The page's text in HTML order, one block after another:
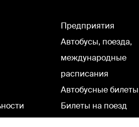
Предприятия
Автобусы, поезда,
международные
расписания
Автобусные билеты
Билеты на поезд